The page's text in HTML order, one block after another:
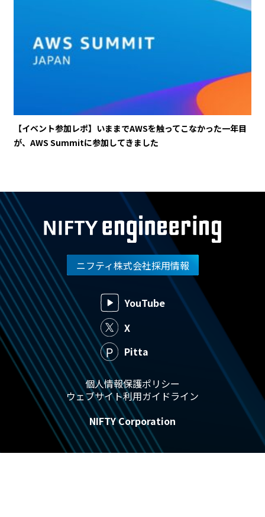
【イベント参加レポ】いままでAWSを触ってこなかった一年目
が、AWS Summitに参加してきました
ニフティ株式会社採用情報
YouTube
X
Pitta
個人情報保護ポリシー
ウェブサイト利用ガイドライン
NIFTY Corporation